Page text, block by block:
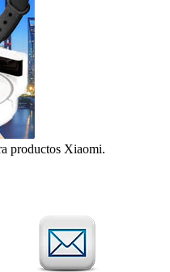
productos Xiaomi.